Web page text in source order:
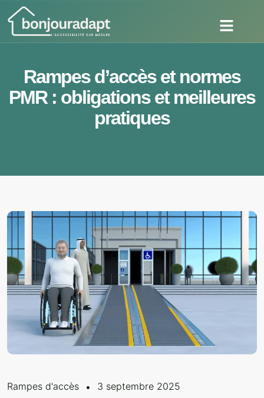
Rampes d’accès et normes
PMR : obligations et meilleures
pratiques
Rampes d'accès 3 septembre 2025